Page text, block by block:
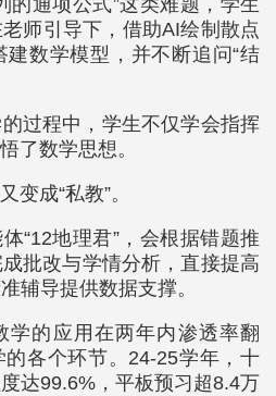
的通项公式”这类难题，学生
师引导下，借助AI绘制散点
建数学模型，并不断追问“结
过程中，学生不仅学会指挥
了数学思想。
变成“私教”。
“12地理君”，会根据错题推
批改与学情分析，直接提高
辅导提供数据支撑。
学的应用在两年内渗透率翻
各个环节。24-25学年，十
达99.6%，平板预习超8.4万